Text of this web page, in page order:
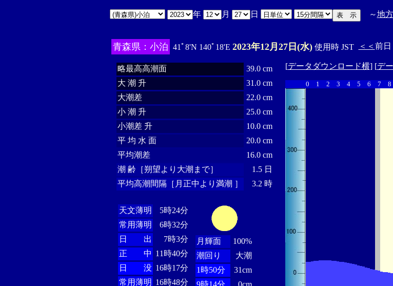
年 月 日 ～地
青森県：小泊 41ﾟ8'N 140ﾟ18'E 2023年12月27日(水)使用時 JST ＜＜ 前日
略最高高潮面
39.0 cm
大 潮 升
31.0 cm
大潮差
22.0 cm
小 潮 升
25.0 cm
小潮差 升
10.0 cm
平 均 水 面
20.0 cm
平均潮差
16.0 cm
潮 齢［朔望より大潮まで］
1.5 日
平均高潮間隔［月正中より満潮 ］
3.2 時
天文薄明
5時24分
常用薄明
6時32分
日 出
7時3分
正 中 11時40分
日 没 16時17分
常用薄明 16時48分
月輝面
100%
潮回り
大潮
1時50分
31cm
9時14分
0cm
[データダウンロード横] [デ
0 1 2 3 4 5 6 7 8